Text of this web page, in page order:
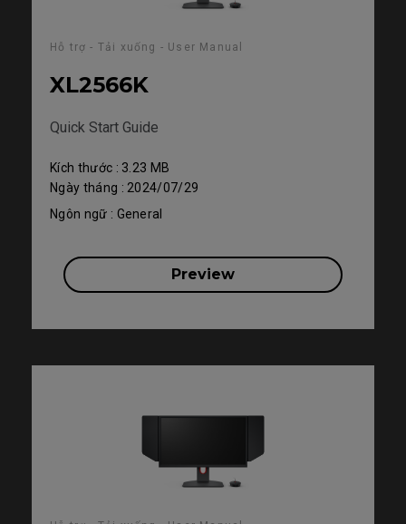
Hỗ trợ - Tải xuống - User Manual
XL2566K
Quick Start Guide
Kích thước : 3.23 MB
Ngày tháng : 2024/07/29
Ngôn ngữ : General
Preview